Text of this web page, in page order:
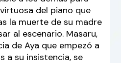
del piano que
la muerte de su madre
al escenario. Masaru,
de Aya que empezó a
a su insistencia, se